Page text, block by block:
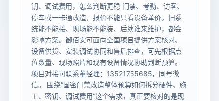
钥、调试费用，怎么判断更稳 门禁、考勤、访客、
停车或一卡通改造，报价不能只看设备单价。旧系
统能不能接、现场能不能装、后续谁来维护，都会
影响方案。御佰安可面向全国项目提供方案核对、
设备供货、安装调试协同和售后排查，可先根据点
位数量、现场照片和现有设备情况协助判断预算。
项目对接可联系董经理：13521755685，同号微
信。 围绕“国密门禁改造整体预算如何拆分硬件、施
工、密钥、调试费用”这个需求，真正要核对的是现